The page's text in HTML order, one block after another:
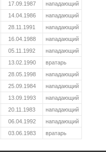
17.09.1987
нападающий
14.04.1986
нападающий
28.11.1991
нападающий
16.04.1988
нападающий
05.11.1992
нападающий
13.02.1990
вратарь
28.05.1998
нападающий
25.09.1984
нападающий
13.09.1993
нападающий
20.11.1983
нападающий
06.04.1992
нападающий
03.06.1983 вратарь